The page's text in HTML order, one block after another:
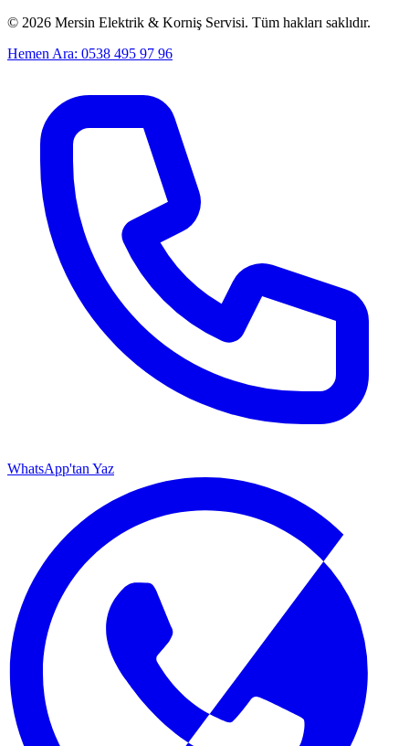
© 2026 Mersin Elektrik & Korniş Servisi. Tüm hakları saklıdır.
Hemen Ara: 0538 495 97 96
WhatsApp'tan Yaz